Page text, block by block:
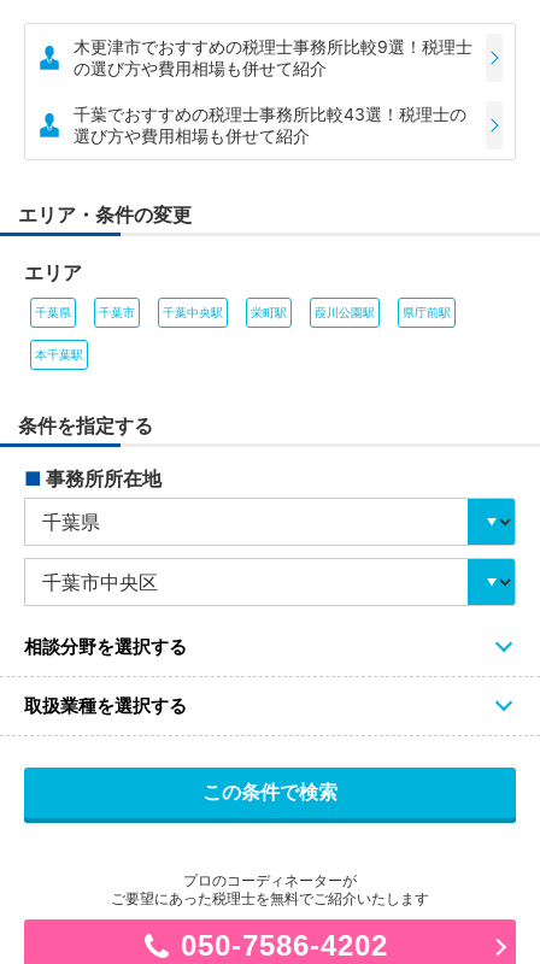
木更津市でおすすめの税理士事務所比較9選！税理士
の選び方や費用相場も併せて紹介
千葉でおすすめの税理士事務所比較43選！税理士の
選び方や費用相場も併せて紹介
エリア・条件の変更
エリア
千葉県 千葉市 千葉中央駅 栄町駅 葭川公園駅 県庁前駅
本千葉駅
条件を指定する
■ 事務所所在地
相談分野を選択する
取扱業種を選択する
プロのコーディネーターが
ご要望にあった税理士を無料でご紹介いたします
050-7586-4202